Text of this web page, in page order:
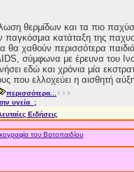
θερμίδων και τα πιο
παγκόσμια κατάταξη της
θα χαθούν περισσότερα
σύμφωνα με έρευνα του
εδώ και χρόνια μία
που ελλοχεύει η αισθητή
περισσότερα...
υγεία ;
Ειδήσεις
του Βατοπαιδίου